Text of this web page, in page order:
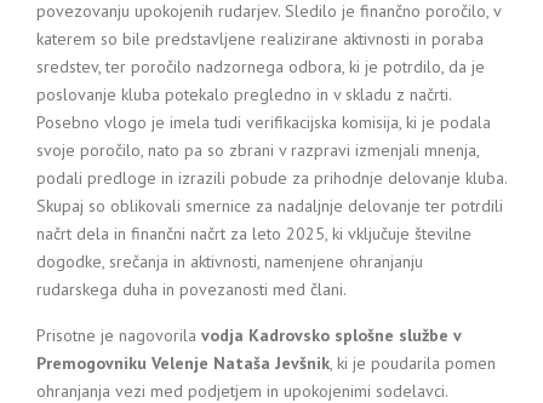
povezovanju upokojenih rudarjev. Sledilo je finančno poročilo, v
katerem so bile predstavljene realizirane aktivnosti in poraba
sredstev, ter poročilo nadzornega odbora, ki je potrdilo, da je
poslovanje kluba potekalo pregledno in v skladu z načrti.
Posebno vlogo je imela tudi verifikacijska komisija, ki je podala
svoje poročilo, nato pa so zbrani v razpravi izmenjali mnenja,
podali predloge in izrazili pobude za prihodnje delovanje kluba.
Skupaj so oblikovali smernice za nadaljnje delovanje ter potrdili
načrt dela in finančni načrt za leto 2025, ki vključuje številne
dogodke, srečanja in aktivnosti, namenjene ohranjanju
rudarskega duha in povezanosti med člani.
Prisotne je nagovorila vodja Kadrovsko splošne službe v
Premogovniku Velenje Nataša Jevšnik, ki je poudarila pomen
ohranjanja vezi med podjetjem in upokojenimi sodelavci.